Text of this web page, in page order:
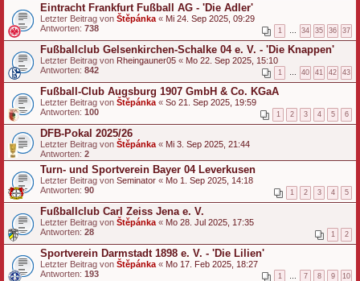
Eintracht Frankfurt Fußball AG - 'Die Adler'
Letzter Beitrag von Štěpánka « Mi 24. Sep 2025, 09:29
Antworten: 738 1 34 35 36 37
Fußballclub Gelsenkirchen‑Schalke 04 e. V. - 'Die Knappen'
Letzter Beitrag von Rheingauner05 « Mo 22. Sep 2025, 15:10
Antworten: 842 1 40 41 42 43
Fußball-Club Augsburg 1907 GmbH & Co. KGaA
Letzter Beitrag von Štěpánka « So 21. Sep 2025, 19:59
Antworten: 100 1 2 3 4 5 6
DFB-Pokal 2025/26
Letzter Beitrag von Štěpánka « Mi 3. Sep 2025, 21:44
Antworten: 2
Turn- und Sportverein Bayer 04 Leverkusen
Letzter Beitrag von Seminator « Mo 1. Sep 2025, 14:18
Antworten: 90 1 2 3 4 5
Fußballclub Carl Zeiss Jena e. V.
Letzter Beitrag von Štěpánka « Mo 28. Jul 2025, 17:35
Antworten: 28 1 2
Sportverein Darmstadt 1898 e. V. - 'Die Lilien'
Letzter Beitrag von Štěpánka « Mo 17. Feb 2025, 18:27
Antworten: 193 1 7 8 9 10